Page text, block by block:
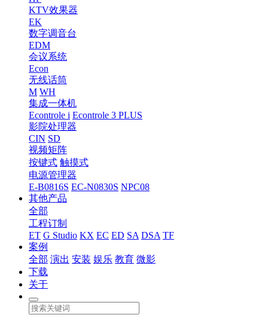
KTV效果器
EK
数字调音台
EDM
会议系统
Econ
无线话筒
M WH
集成一体机
Econtrole i Econtrole 3 PLUS
影院处理器
CIN SD
视频矩阵
按键式 触摸式
电源管理器
E-B0816S EC-N0830S NPC08
其他产品
全部
工程订制
ET G Studio KX EC ED SA DSA TF
案例
全部 演出 安装 娱乐 教育 微影
下载
关于